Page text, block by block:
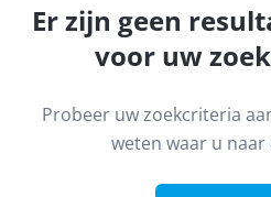
Ceroux-Mousty* (1341) Remove
Huis Remove
Zoekopdracht Sorteer
Er zijn geen
voor uw
Probeer uw zoekcriteria
weten waar u naar